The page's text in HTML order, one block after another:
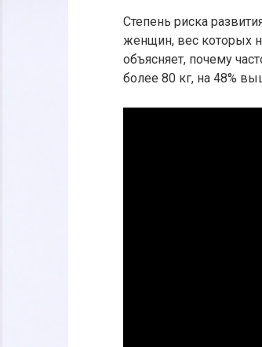
Степень риска
женщин, вес которых
объясняет, почему
более 80 кг, на 48%